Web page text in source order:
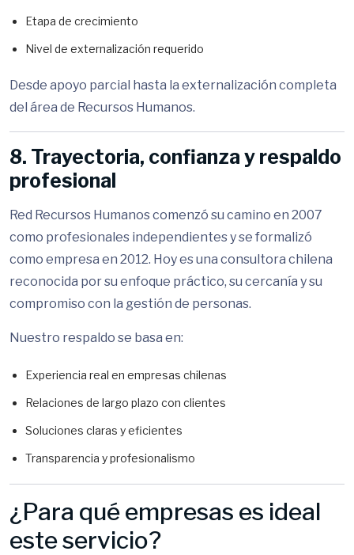
Etapa de crecimiento
Nivel de externalización requerido
Desde apoyo parcial hasta la externalización completa
del área de Recursos Humanos.
8. Trayectoria, confianza y respaldo
profesional
Red Recursos Humanos comenzó su camino en 2007
como profesionales independientes y se formalizó
como empresa en 2012. Hoy es una consultora chilena
reconocida por su enfoque práctico, su cercanía y su
compromiso con la gestión de personas.
Nuestro respaldo se basa en:
Experiencia real en empresas chilenas
Relaciones de largo plazo con clientes
Soluciones claras y eficientes
Transparencia y profesionalismo
¿Para qué empresas es ideal
este servicio?